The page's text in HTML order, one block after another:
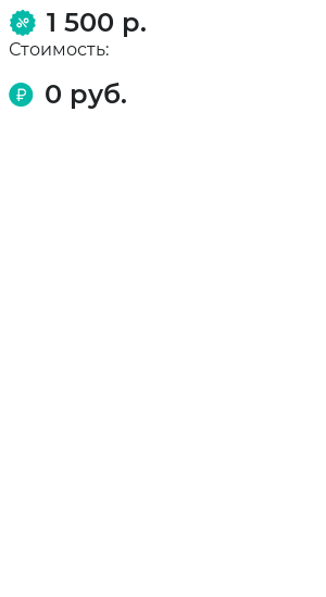
1 500 р.
Стоимость:
0 руб.